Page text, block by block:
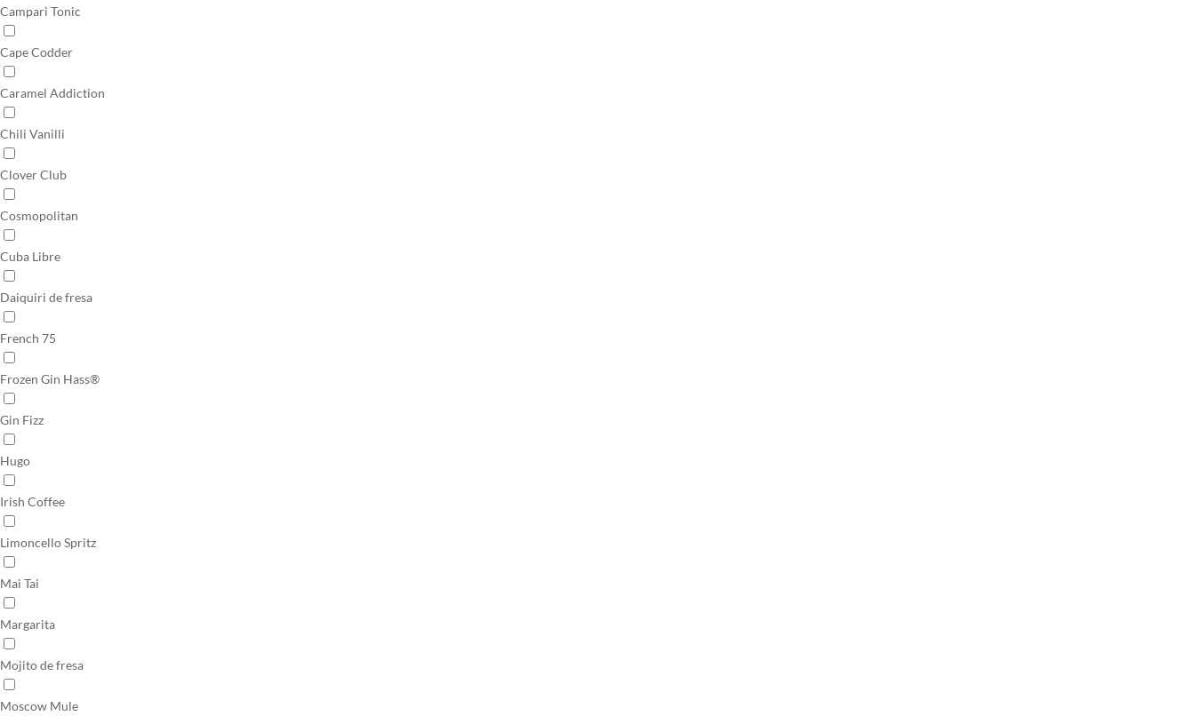
Campari Tonic
Cape Codder
Caramel Addiction
Chili Vanilli
Clover Club
Cosmopolitan
Cuba Libre
Daiquiri de fresa
French 75
Frozen Gin Hass®
Gin Fizz
Hugo
Irish Coffee
Limoncello Spritz
Mai Tai
Margarita
Mojito de fresa
Moscow Mule